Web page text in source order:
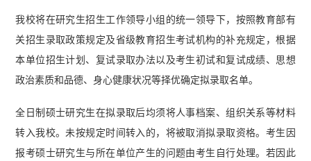
我校将在研究生招生工作领导小组的统一领导下，按照教育部有
关招生录取政策规定及省级教育招生考试机构的补充规定，根据
本单位招生计划、复试录取办法以及考生初试和复试成绩、思想
政治素质和品德、身心健康状况等择优确定拟录取名单。
全日制硕士研究生在拟录取后均须将人事档案、组织关系等材料
转入我校。未按规定时间转入的，将被取消拟录取资格。考生因
报考硕士研究生与所在单位产生的问题由考生自行处理。若因此